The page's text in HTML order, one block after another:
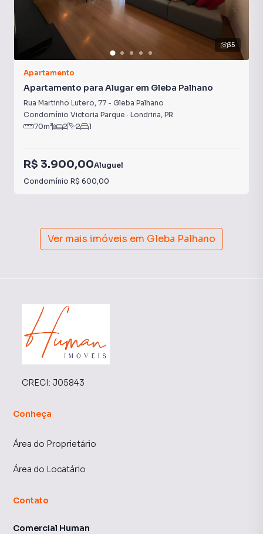
35
Apartamento
Apartamento para Alugar em Gleba Palhano
Rua Martinho Lutero, 77 - Gleba Palhano
Condomínio Victoria Parque · Londrina, PR
70m² 2 2 1
R$ 3.900,00Aluguel
Condomínio R$ 600,00
Ver mais imóveis em Gleba Palhano
CRECI: J05843
Conheça
Área do Proprietário
Área do Locatário
Contato
Comercial Human